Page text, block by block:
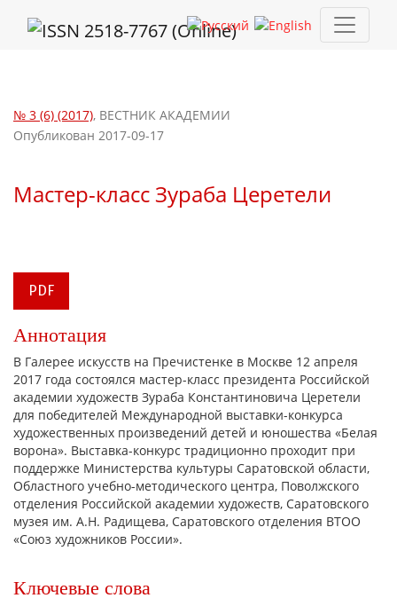
№ 3 (6) (2017), ВЕСТНИК АКАДЕМИИ
Мастер-класс Зураба Церетели
Опубликован 2017-09-17
PDF
Ключевые слова
Аннотация
В Галерее искусств на Пречистенке в Москве 12 апреля
2017 года состоялся мастер-класс президента Российской
академии художеств Зураба Константиновича Церетели
для победителей Международной выставки-конкурса
художественных произведений детей и юношества «Белая
ворона». Выставка-конкурс традиционно проходит при
поддержке Министерства культуры Саратовской области,
Областного учебно-методического центра, Поволжского
отделения Российской академии художеств, Саратовского
музея им. А.Н. Радищева, Саратовского отделения ВТОО
«Союз художников России».